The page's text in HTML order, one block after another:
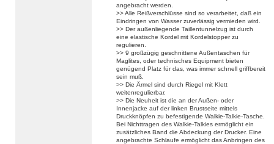
angebracht werden.
>> Alle Reißverschlüsse sind so verarbeitet, daß ein
Eindringen von Wasser zuverlässig vermieden wird.
>> Der außenliegende Taillentunnelzug ist durch
eine elastische Kordel mit Kordelstopper zu
regulieren.
>> 9 großzügig geschnittene Außentaschen für
Maglites, oder technisches Equipment bieten
genügend Platz für das, was immer schnell griffbereit
sein muß.
>> Die Ärmel sind durch Riegel mit Klett
weitenregulierbar.
>> Die Neuheit ist die an der Außen- oder
Innenjacke auf der linken Brustseite mittels
Druckknöpfen zu befestigende Walkie-Talkie-Tasche.
Bei Nichttragen des Walkie-Talkies ermöglicht ein
zusätzliches Band die Abdeckung der Drucker. Eine
angebrachte Schlaufe ermöglicht das Anbringen des